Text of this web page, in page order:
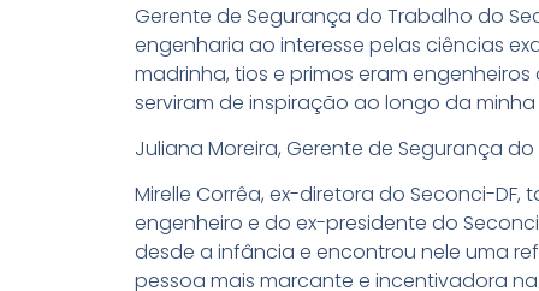
Gerente de Segurança do Trabalho do
engenharia ao interesse pelas ciências
madrinha, tios e primos eram
serviram de inspiração ao longo da
Juliana Moreira, Gerente de Segurança
Mirelle Corrêa, ex-diretora do Seconci-
engenheiro e do ex-presidente do
desde a infância e encontrou nele uma
pessoa mais marcante e incentivadora